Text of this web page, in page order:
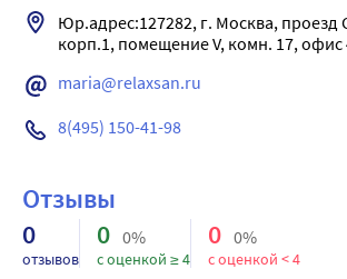
Юр.адрес:127282, г. Москва, проезд
maria@relaxsan.ru
8(495) 150-41-98
Отзывы
0
отзывов
0 0%
с оценкой ≥ 4
0 0%
с оценкой < 4